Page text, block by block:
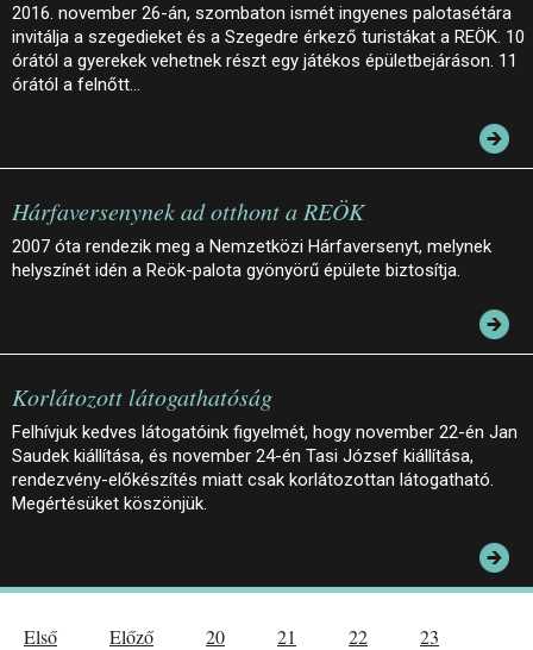
2016. november 26-án, szombaton ismét ingyenes palotasétára
invitálja a szegedieket és a Szegedre érkező turistákat a REÖK. 10
órától a gyerekek vehetnek részt egy játékos épületbejáráson. 11
órától a felnőtt…
Hárfaversenynek ad otthont a REÖK
2007 óta rendezik meg a Nemzetközi Hárfaversenyt, melynek
helyszínét idén a Reök-palota gyönyörű épülete biztosítja.
Korlátozott látogathatóság
Felhívjuk kedves látogatóink figyelmét, hogy november 22-én Jan
Saudek kiállítása, és november 24-én Tasi József kiállítása,
rendezvény-előkészítés miatt csak korlátozottan látogatható.
Megértésüket köszönjük.
Első Előző 20 21 22
23